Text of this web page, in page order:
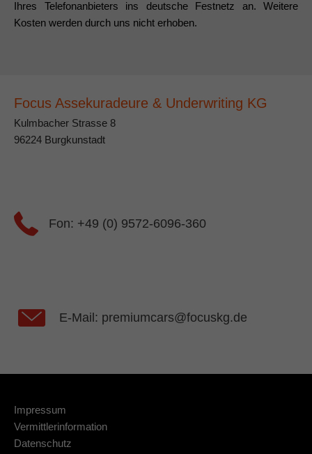
Ihres Telefonanbieters ins deutsche Festnetz an. Weitere
Kosten werden durch uns nicht erhoben.
Focus Assekuradeure & Underwriting KG
Kulmbacher Strasse 8
96224 Burgkunstadt
Fon: +49 (0) 9572-6096-360
E-Mail: premiumcars@focuskg.de
Impressum
Vermittlerinformation
Datenschutz